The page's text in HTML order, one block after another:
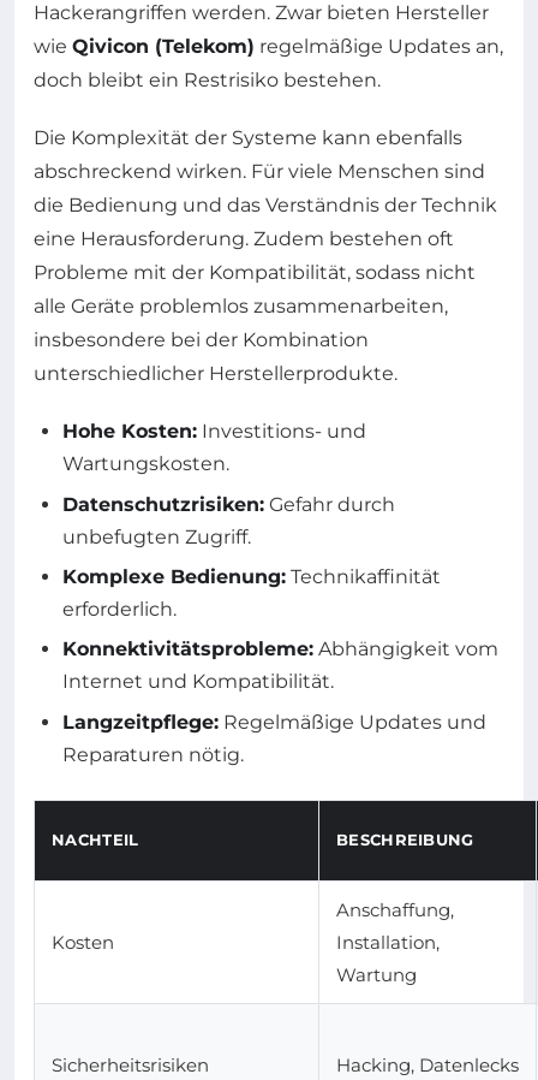
Hackerangriffen werden. Zwar bieten Hersteller
wie Qivicon (Telekom) regelmäßige Updates an,
doch bleibt ein Restrisiko bestehen.
Die Komplexität der Systeme kann ebenfalls
abschreckend wirken. Für viele Menschen sind
die Bedienung und das Verständnis der Technik
eine Herausforderung. Zudem bestehen oft
Probleme mit der Kompatibilität, sodass nicht
alle Geräte problemlos zusammenarbeiten,
insbesondere bei der Kombination
unterschiedlicher Herstellerprodukte.
Hohe Kosten: Investitions- und
Wartungskosten.
Datenschutzrisiken: Gefahr durch
unbefugten Zugriff.
Komplexe Bedienung: Technikaffinität
erforderlich.
Konnektivitätsprobleme: Abhängigkeit vom
Internet und Kompatibilität.
Langzeitpflege: Regelmäßige Updates und
Reparaturen nötig.
NACHTEIL BESCHREIBUNG
Kosten
Anschaffung,
Installation,
Wartung
Sicherheitsrisiken Hacking, Datenlecks